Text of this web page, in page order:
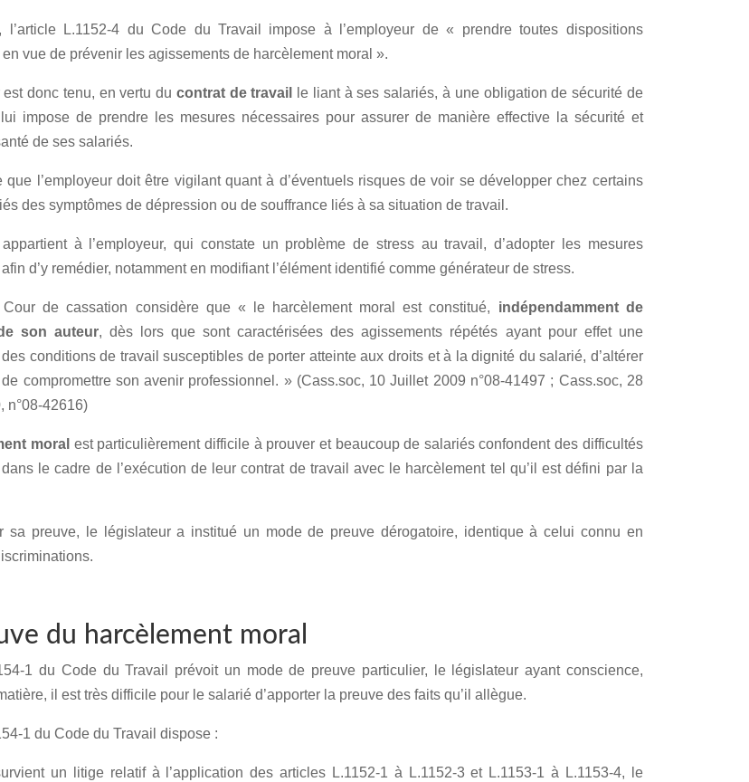
l’article L.1152-4 du Code du Travail impose à l’employeur de « prendre toutes dispositions
vue de prévenir les agissements de harcèlement moral ».
est donc tenu, en vertu du contrat de travail
le liant à ses salariés, à une obligation de sécurité de
impose de prendre les mesures nécessaires pour assurer de manière effective la sécurité et
de ses salariés.
que l’employeur doit être vigilant quant à d’éventuels risques de voir se développer chez certains
des symptômes de dépression ou de souffrance liés à sa situation de travail.
à l’employeur, qui constate un problème de stress au travail, d’adopter les mesures
d’y remédier, notamment en modifiant l’élément identifié comme générateur de stress.
de cassation considère que « le harcèlement moral est constitué, indépendamment de
son auteur, dès lors que sont caractérisées des agissements répétés ayant pour effet une
conditions de travail susceptibles de porter atteinte aux droits et à la dignité du salarié, d’altérer
compromettre son avenir professionnel. » (Cass.soc, 10 Juillet 2009 n°08-41497 ; Cass.soc, 28
n°08-42616)
moral est particulièrement difficile à prouver et beaucoup de salariés confondent des difficultés
le cadre de l’exécution de leur contrat de travail avec le harcèlement tel qu’il est défini par la
sa preuve, le législateur a institué un mode de preuve dérogatoire, identique à celui connu en
du harcèlement moral
1 du Code du Travail prévoit un mode de preuve particulier, le législateur ayant conscience,
il est très difficile pour le salarié d’apporter la preuve des faits qu’il allègue.
1 du Code du Travail dispose :
un litige relatif à l’application des articles L.1152-1 à L.1152-3 et L.1153-1 à L.1153-4, le